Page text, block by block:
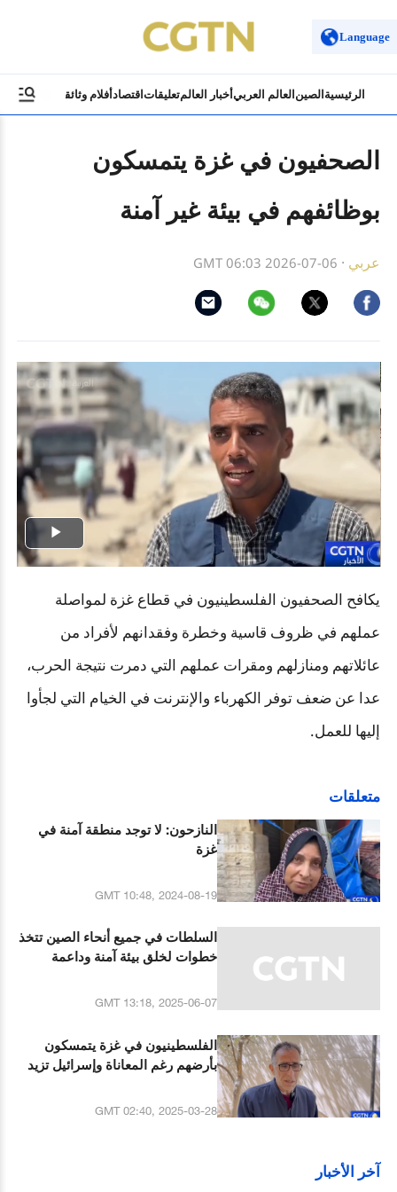
Language
الرئيسية الصين العالم العربيأخبار العالمتعليقات اقتصادأفلام وثائقية ثقافة
الصحفيون في غزة يتمسكون
بوظائفهم في بيئة غير آمنة
عربي ·
GMT 06:03 2026-07-06
Play
يكافح الصحفيون الفلسطينيون في قطاع غزة لمواصلة
عملهم في ظروف قاسية وخطرة وفقدانهم لأفراد من
عائلاتهم ومنازلهم ومقرات عملهم التي دمرت نتيجة الحرب،
عدا عن ضعف توفر الكهرباء والإنترنت في الخيام التي لجأوا
إليها للعمل.
متعلقات
النازحون: لا توجد منطقة آمنة في
غزة
GMT 10:48, 2024-08-19
السلطات في جميع أنحاء الصين تتخذ
خطوات لخلق بيئة آمنة وداعمة
GMT 13:18, 2025-06-07
الفلسطينيون في غزة يتمسكون
بأرضهم رغم المعاناة وإسرائيل تزيد
التهجير
GMT 02:40, 2025-03-28
آخر الأخبار